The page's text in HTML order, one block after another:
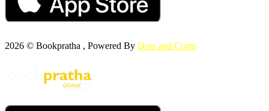
2026 © Bookpratha , Powered By Dots and Coms